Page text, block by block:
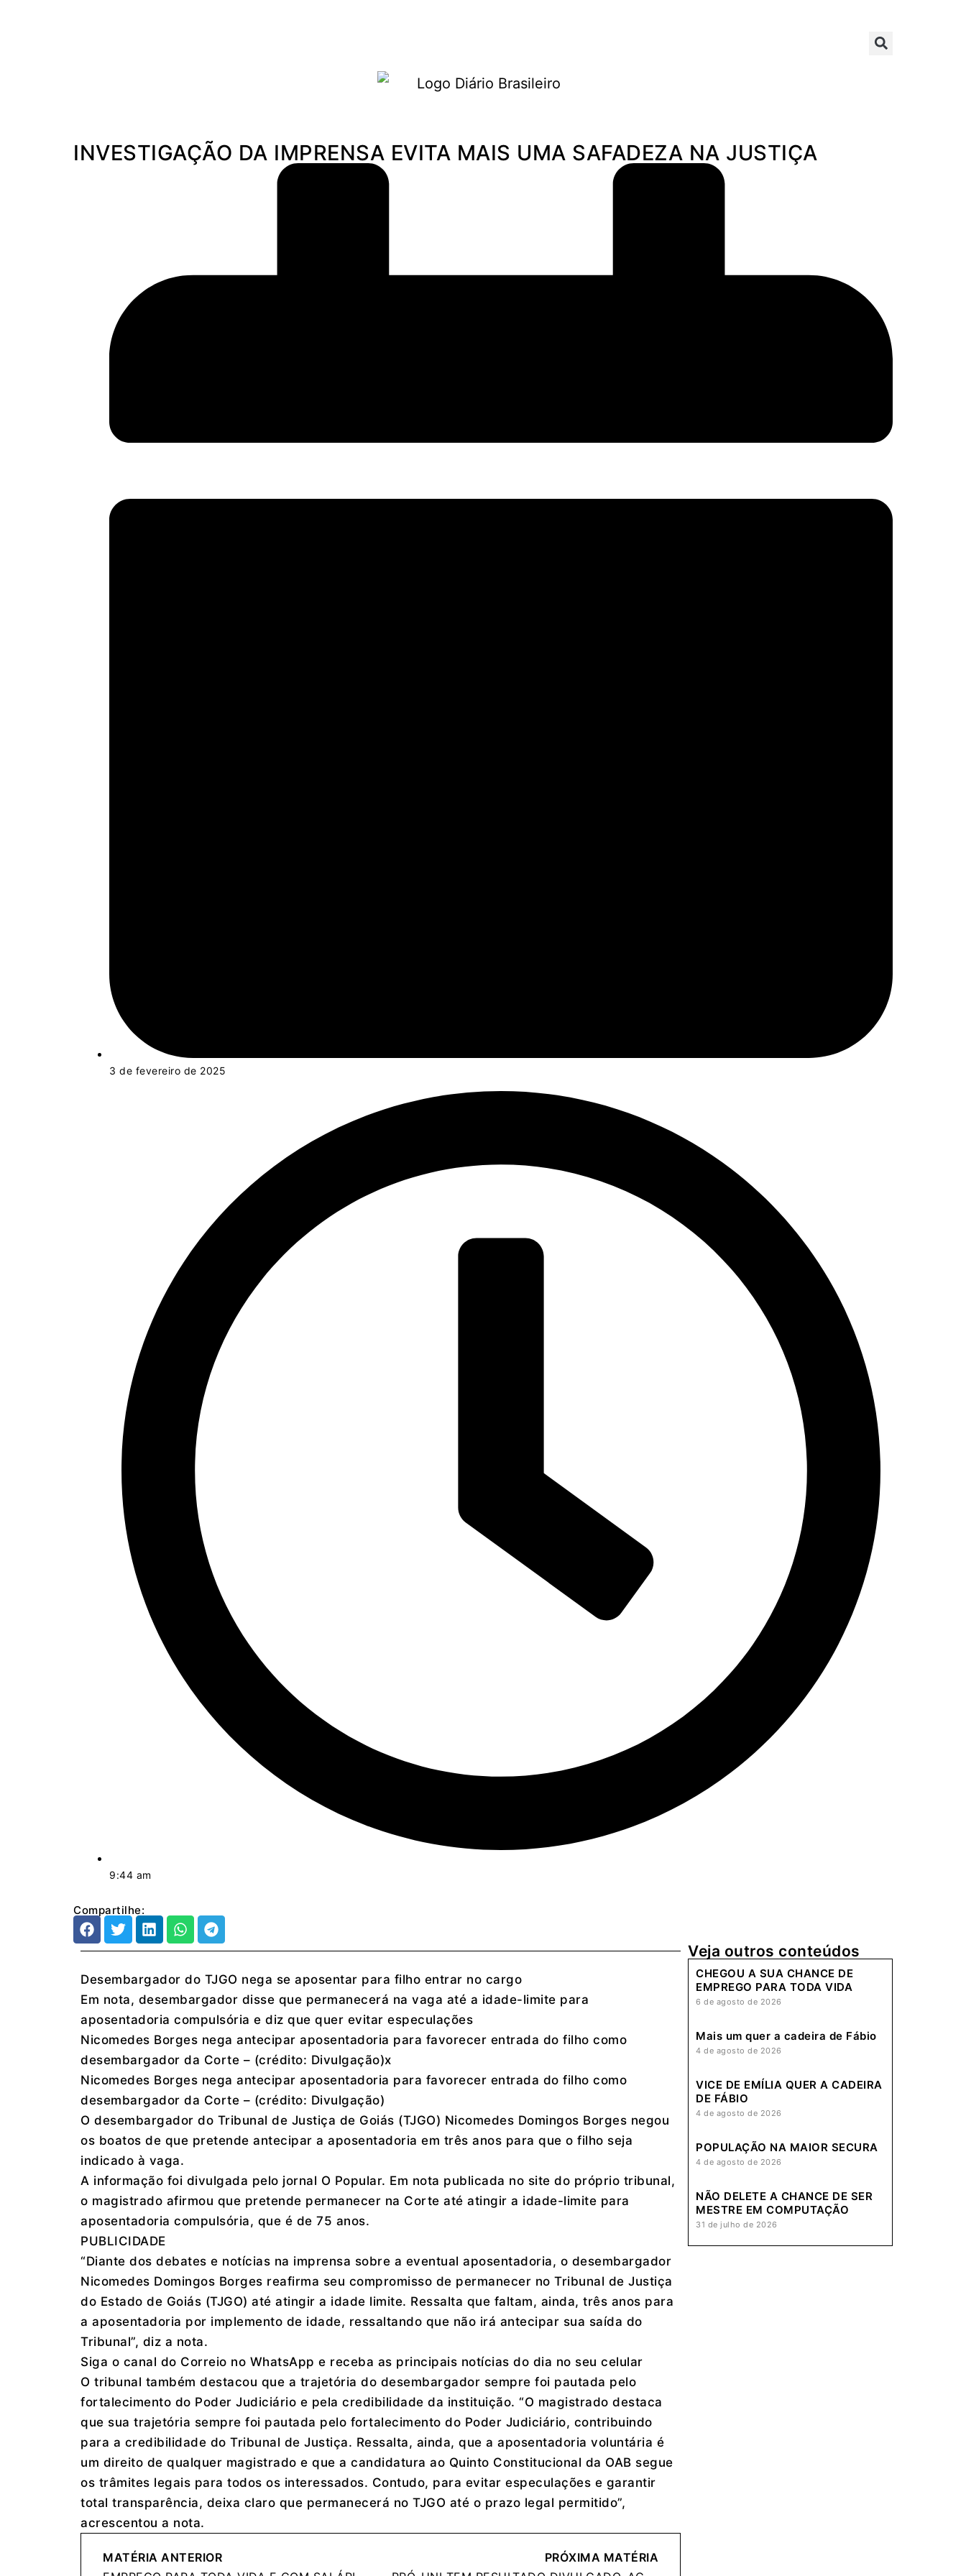
INVESTIGAÇÃO DA IMPRENSA EVITA MAIS UMA SAFADEZA NA JUSTIÇA
3 de fevereiro de 2025
9:44 am
Compartilhe:
Desembargador do TJGO nega se aposentar para filho entrar no cargo
Em nota, desembargador disse que permanecerá na vaga até a idade-limite para
aposentadoria compulsória e diz que quer evitar especulações
Nicomedes Borges nega antecipar aposentadoria para favorecer entrada do filho como
desembargador da Corte – (crédito: Divulgação)x
Nicomedes Borges nega antecipar aposentadoria para favorecer entrada do filho como
desembargador da Corte – (crédito: Divulgação)
O desembargador do Tribunal de Justiça de Goiás (TJGO) Nicomedes Domingos Borges negou
os boatos de que pretende antecipar a aposentadoria em três anos para que o filho seja
indicado à vaga.
A informação foi divulgada pelo jornal O Popular. Em nota publicada no site do próprio tribunal,
o magistrado afirmou que pretende permanecer na Corte até atingir a idade-limite para
aposentadoria compulsória, que é de 75 anos.
PUBLICIDADE
“Diante dos debates e notícias na imprensa sobre a eventual aposentadoria, o desembargador
Nicomedes Domingos Borges reafirma seu compromisso de permanecer no Tribunal de Justiça
do Estado de Goiás (TJGO) até atingir a idade limite. Ressalta que faltam, ainda, três anos para
a aposentadoria por implemento de idade, ressaltando que não irá antecipar sua saída do
Tribunal”, diz a nota.
Siga o canal do Correio no WhatsApp e receba as principais notícias do dia no seu celular
O tribunal também destacou que a trajetória do desembargador sempre foi pautada pelo
fortalecimento do Poder Judiciário e pela credibilidade da instituição. “O magistrado destaca
que sua trajetória sempre foi pautada pelo fortalecimento do Poder Judiciário, contribuindo
para a credibilidade do Tribunal de Justiça. Ressalta, ainda, que a aposentadoria voluntária é
um direito de qualquer magistrado e que a candidatura ao Quinto Constitucional da OAB segue
os trâmites legais para todos os interessados. Contudo, para evitar especulações e garantir
total transparência, deixa claro que permanecerá no TJGO até o prazo legal permitido”,
acrescentou a nota.
MATÉRIA ANTERIOR
PRÓXIMA MATÉRIA
Veja outros conteúdos
CHEGOU A SUA CHANCE DE
EMPREGO PARA TODA VIDA
6 de agosto de 2026
Mais um quer a cadeira de Fábio
4 de agosto de 2026
VICE DE EMÍLIA QUER A CADEIRA
DE FÁBIO
4 de agosto de 2026
POPULAÇÃO NA MAIOR SECURA
4 de agosto de 2026
NÃO DELETE A CHANCE DE SER
MESTRE EM COMPUTAÇÃO
31 de julho de 2026